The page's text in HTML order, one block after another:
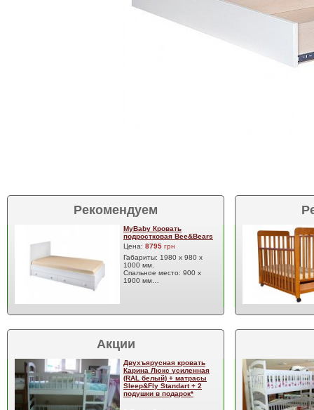
Рекомендуем
MyBaby Кровать
подростковая Bee&Bears
Цена: 8795 грн
Габариты: 1980 х 980 х
1000 мм.
Спальное место: 900 х
1900 мм…
Акции
Двухъярусная кровать
Карина Люкс усиленная
(RAL белый) + матрасы
Sleep&Fly Standart + 2
подушки в подарок*